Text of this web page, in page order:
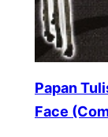
Papan
Face